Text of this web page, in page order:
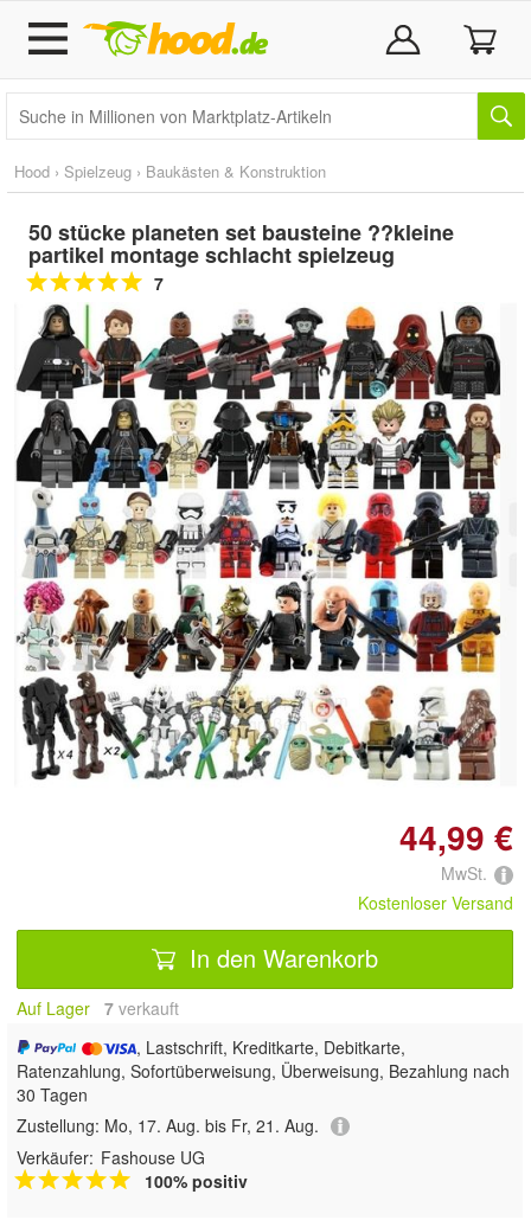
Hood › Spielzeug › Baukästen & Konstruktion
50 stücke planeten set bausteine ??kleine
partikel montage schlacht spielzeug
7
Doppelt antippen zum
vergrößern
44,99 €
MwSt.
Kostenloser Versand
In den Warenkorb
Auf Lager 7 verkauft
, Lastschrift, Kreditkarte, Debitkarte,
Ratenzahlung, Sofortüberweisung, Überweisung, Bezahlung nach
30 Tagen
Zustellung: Mo, 17. Aug. bis Fr, 21. Aug.
Verkäufer: Fashouse UG
100% positiv